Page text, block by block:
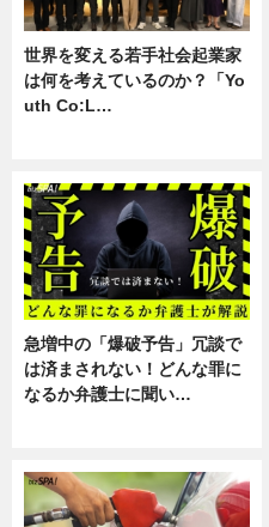
世界を変える若手社会起業家
は何を考えているのか？「Yo
uth Co:L…
急増中の「爆破予告」冗談で
は済まされない！どんな罪に
なるか弁護士に聞い…